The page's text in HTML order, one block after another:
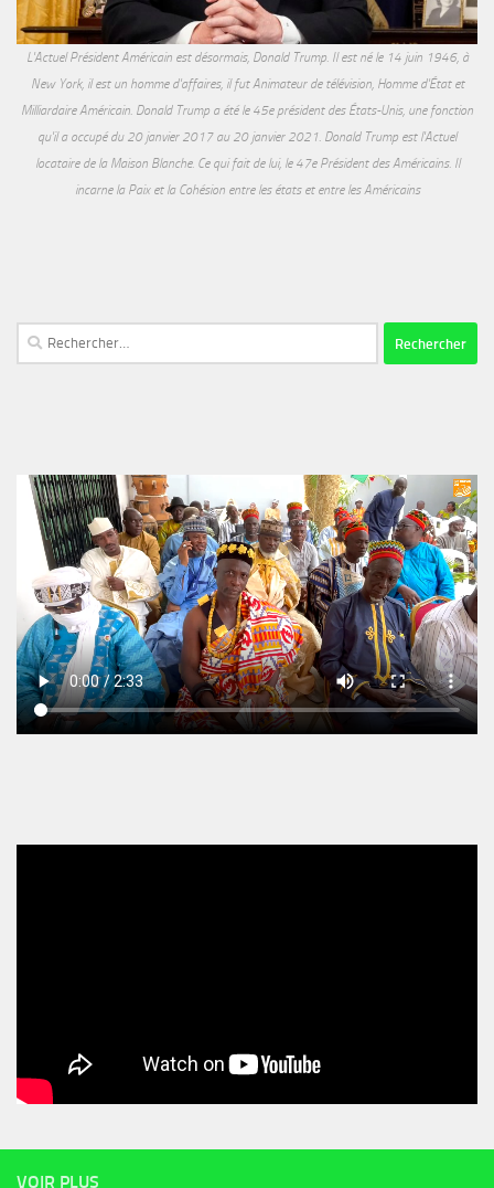
L'Actuel Président Américain est désormais, Donald Trump. Il est né le 14 juin 1946, à
New York, il est un homme d'affaires, il fut Animateur de télévision, Homme d'État et
Milliardaire Américain. Donald Trump a été le 45e président des États-Unis, une fonction
qu'il a occupé du 20 janvier 2017 au 20 janvier 2021. Donald Trump est l'Actuel
locataire de la Maison Blanche. Ce qui fait de lui, le 47e Président des Américains. Il
incarne la Paix et la Cohésion entre les états et entre les Américains
Rechercher :
VOIR PLUS